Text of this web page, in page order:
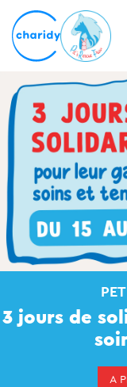
3 jours de
A